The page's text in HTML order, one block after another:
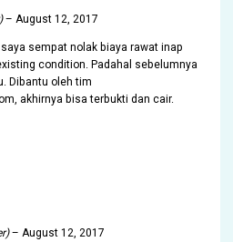
– August 12, 2017
sempat nolak biaya rawat inap
condition. Padahal sebelumnya
Dibantu oleh tim
akhirnya bisa terbukti dan cair.
– August 12, 2017